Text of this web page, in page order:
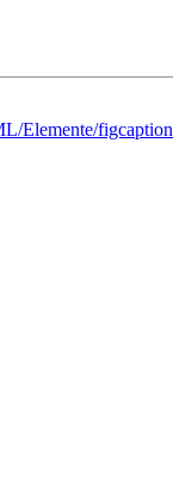
Elemente/figcaption